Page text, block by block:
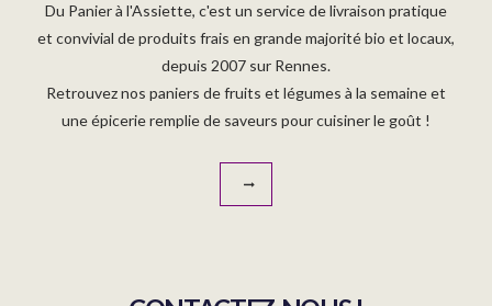
Du Panier à l'Assiette, c'est un service de livraison pratique
et convivial de produits frais en grande majorité bio et locaux,
depuis 2007 sur Rennes.
Retrouvez nos paniers de fruits et légumes à la semaine et
une épicerie remplie de saveurs pour cuisiner le goût !